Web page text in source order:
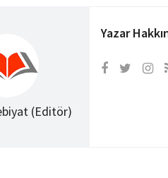
(Editör)
Yazar